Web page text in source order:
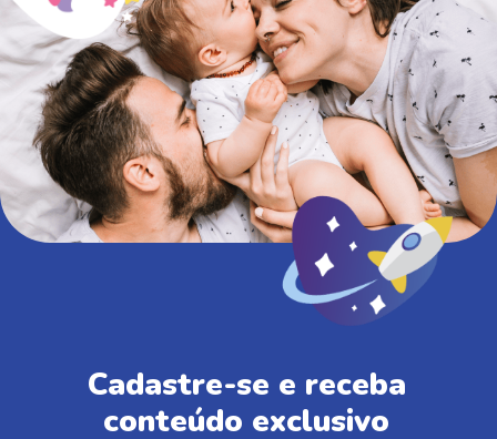
Cadastre-se e receba
conteúdo exclusivo